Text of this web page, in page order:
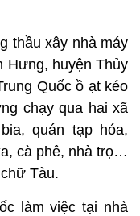
thầu xây nhà máy
Hưng, huyện Thủy
Quốc ồ ạt kéo
chạy qua hai xã
quán tạp hóa,
cà phê, nhà trọ…
Tàu.
làm việc tại nhà